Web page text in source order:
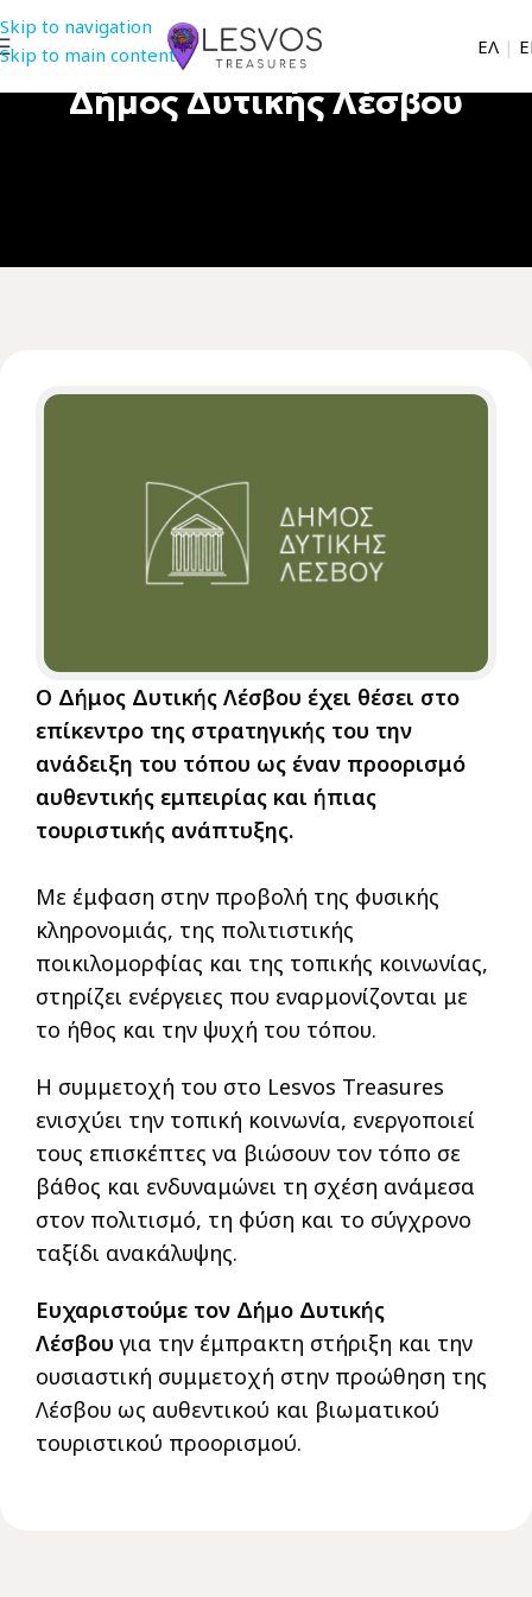
Skip to navigation
Skip to main content
EΛ |
Δήμος Δυτικής Λέσβου
Ο Δήμος Δυτικής Λέσβου έχει θέσει στο
επίκεντρο της στρατηγικής του την
ανάδειξη του τόπου ως έναν προορισμό
αυθεντικής εμπειρίας και ήπιας
τουριστικής ανάπτυξης.
Με έμφαση στην προβολή της φυσικής
κληρονομιάς, της πολιτιστικής
ποικιλομορφίας και της τοπικής κοινωνίας,
στηρίζει ενέργειες που εναρμονίζονται με
το ήθος και την ψυχή του τόπου.
Η συμμετοχή του στο Lesvos Treasures
ενισχύει την τοπική κοινωνία, ενεργοποιεί
τους επισκέπτες να βιώσουν τον τόπο σε
βάθος και ενδυναμώνει τη σχέση ανάμεσα
στον πολιτισμό, τη φύση και το σύγχρονο
ταξίδι ανακάλυψης.
Ευχαριστούμε τον Δήμο Δυτικής
Λέσβου για την έμπρακτη στήριξη και την
ουσιαστική συμμετοχή στην προώθηση της
Λέσβου ως αυθεντικού και βιωματικού
τουριστικού προορισμού.